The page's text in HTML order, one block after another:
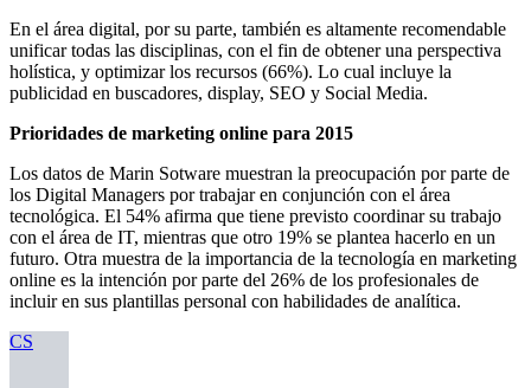
En el área digital, por su parte, también es altamente recomendable
unificar todas las disciplinas, con el fin de obtener una perspectiva
holística, y optimizar los recursos (66%). Lo cual incluye la
publicidad en buscadores, display, SEO y Social Media.
Prioridades de marketing online para 2015
Los datos de Marin Sotware muestran la preocupación por parte de
los Digital Managers por trabajar en conjunción con el área
tecnológica. El 54% afirma que tiene previsto coordinar su trabajo
con el área de IT, mientras que otro 19% se plantea hacerlo en un
futuro. Otra muestra de la importancia de la tecnología en marketing
online es la intención por parte del 26% de los profesionales de
incluir en sus plantillas personal con habilidades de analítica.
CS